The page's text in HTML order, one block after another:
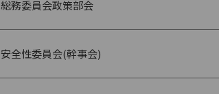
総務委員会政策部会
安全性委員会(幹事会)